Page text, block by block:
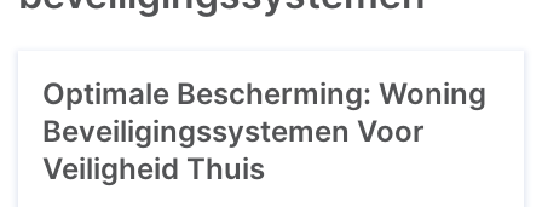
Optimale Bescherming: Woning
Beveiligingssystemen Voor
Veiligheid Thuis